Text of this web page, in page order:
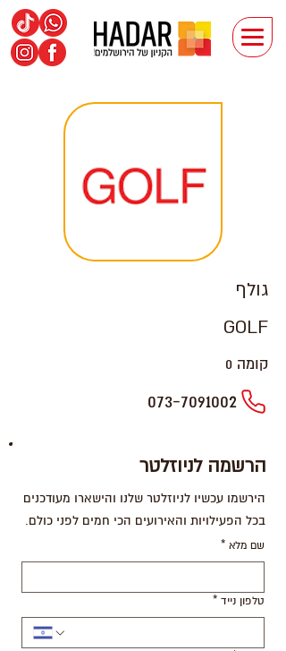
גולף
GOLF
קומה 0
073-7091002
הרשמה לניוזלטר
הירשמו עכשיו לניוזלטר שלנו והישארו מעודכנים
בכל הפעילויות והאירועים הכי חמים לפני כולם.
שם מלא *
טלפון נייד *